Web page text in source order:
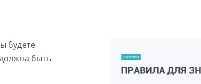
будете
быть